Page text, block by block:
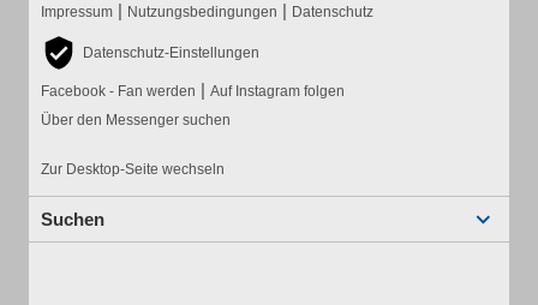
Impressum | Nutzungsbedingungen | Datenschutz
Datenschutz-Einstellungen
Facebook - Fan werden | Auf Instagram folgen
Über den Messenger suchen
Zur Desktop-Seite wechseln
Suchen